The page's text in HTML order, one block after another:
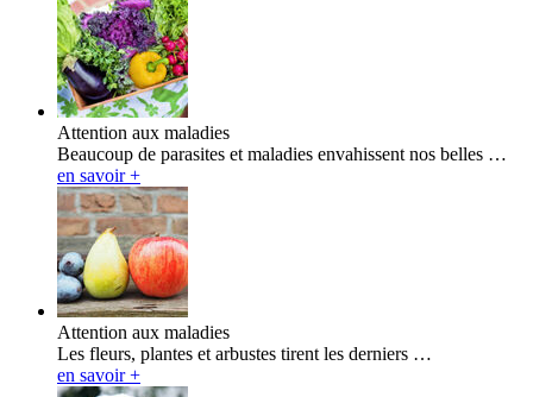
Attention aux maladies
Beaucoup de parasites et maladies envahissent nos belles …
en savoir +
Attention aux maladies
Les fleurs, plantes et arbustes tirent les derniers …
en savoir +